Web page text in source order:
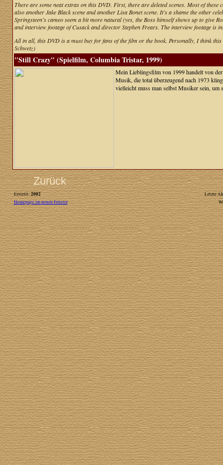
There are some neat extras on this DVD. First, there are deleted scenes. Most of
also another Jake Black scene and another Lisa Bonet scene. It's a shame the other
Springsteen's cameo seem a bit more natural (yes, the Boss himself shows up to give
and interview footage of Cusack and director Stephen Frears. The interview footage
All in all, this DVD is a must buy for fans of the film or the book. Personally, I think
Schwetz)
"Still Crazy" (Spielfilm, Columbia Tristar, 1999)
Mein Lieblingsfilm von 1999 handelt von
Musik, die total überzeugend nach 1973
vielleicht muss man selbst Musiker sein, um
Zurück
Erstellt:2002
Letzte
Homepage im neuen Fenster